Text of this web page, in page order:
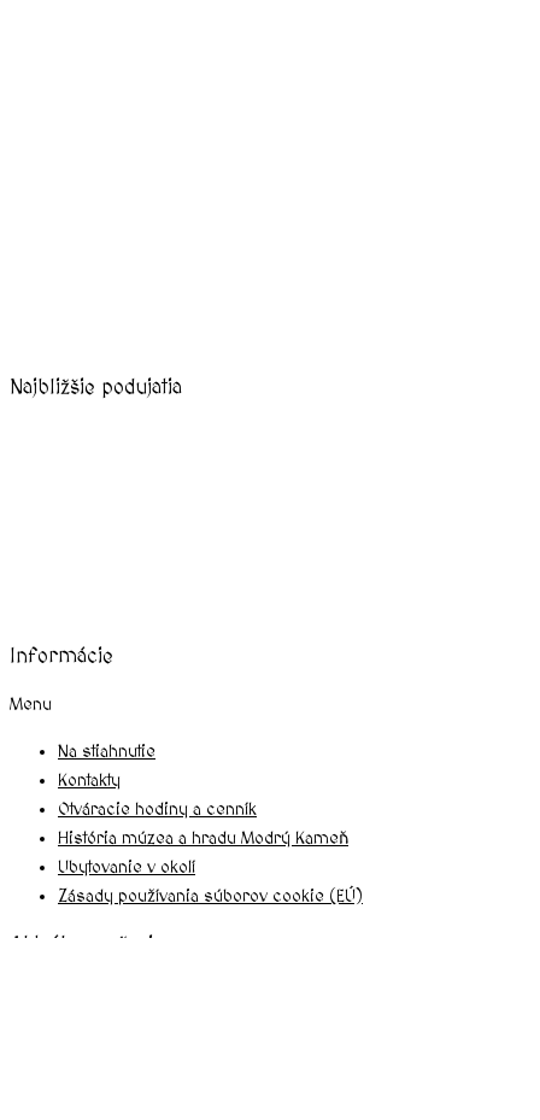
Najbližšie podujatia
Informácie
Menu
Na stiahnutie
Kontakty
Otváracie hodiny a cenník
História múzea a hradu Modrý Kameň
Ubytovanie v okolí
Zásady používania súborov cookie (EÚ)
Aktuálne počasie